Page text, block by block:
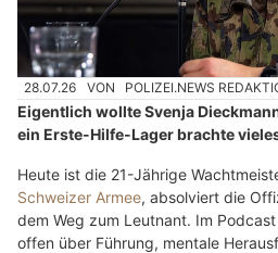
28.07.26 VON POLIZEI.NEWS
Eigentlich wollte Svenja
ein Erste-Hilfe-Lager brachte
Heute ist die 21-Jährige
Schweizer Armee, absolviert die
dem Weg zum Leutnant. Im
offen über Führung, mentale